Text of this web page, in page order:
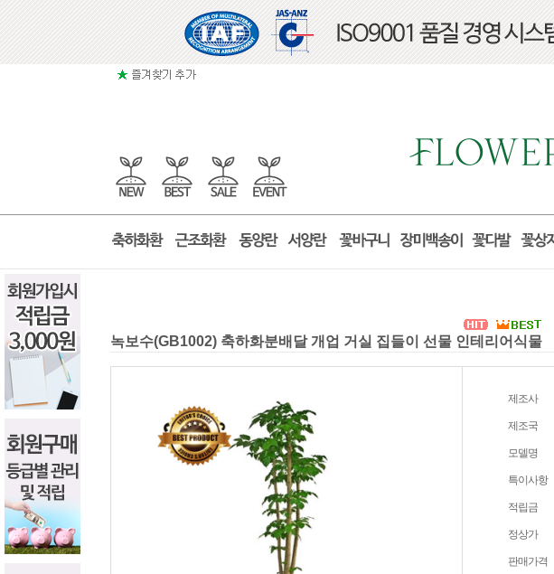
녹보수(GB1002) 축하화분배달 개업 거실 집들이 선물 인테리어식물
제조사
제조국
모델명
특이사항
적립금
정상가
판매가격